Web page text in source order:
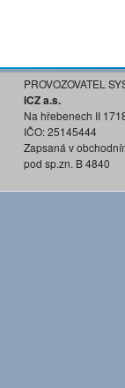
PROVOZOVATEL
ICZ a.s.
Na hřebenech II
IČO: 25145444
Zapsaná v
pod sp.zn. B 4840